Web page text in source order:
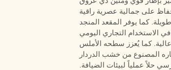
كما يوفر المقعد المنجد
كما يُعزز سطحه الأملس
حلاً عملياً لبيئات الضيافة.